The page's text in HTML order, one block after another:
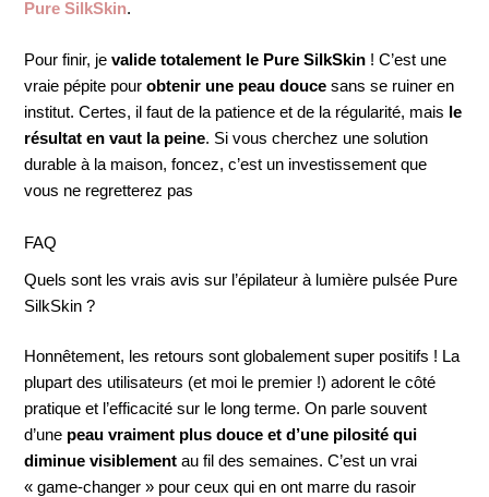
Pure SilkSkin.
Pour finir, jevalide totalement le Pure SilkSkin ! C’est une
vraie pépite pourobtenir une peau douce sans se ruiner en
institut. Certes, il faut de la patience et de la régularité, mais le
résultat en vaut la peine. Si vous cherchez une solution
durable à la maison, foncez, c’est un investissement que
vous ne regretterez pas
FAQ
Quels sont les vrais avis sur l’épilateur à lumière pulsée Pure
SilkSkin ?
Honnêtement, les retours sont globalement super positifs ! La
plupart des utilisateurs (et moi le premier !) adorent le côté
pratique et l’efficacité sur le long terme. On parle souvent
d’une peau vraiment plus douce et d’une pilosité qui
diminue visiblement au fil des semaines. C’est un vrai
« game-changer » pour ceux qui en ont marre du rasoir